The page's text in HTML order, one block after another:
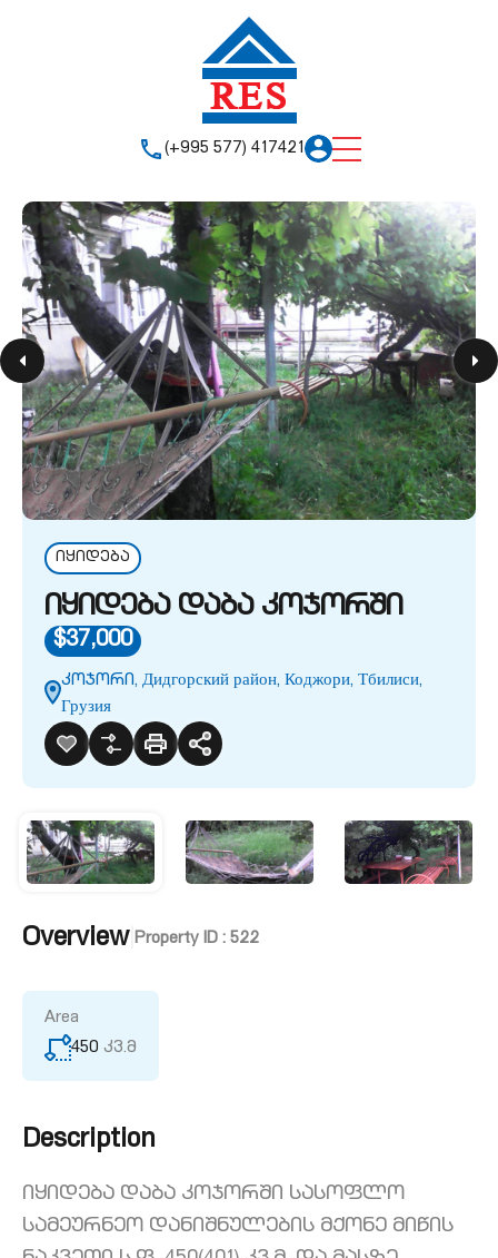
(+995 577) 417421
იყიდება
იყიდება დაბა კოჯორში
$37,000
კოჯორი, Дидгорский район, Коджори, Тбилиси,
Грузия
Overview| Property ID : 522
Area
450 კვ.მ
Description
იყიდება დაბა კოჯორში სასოფლო
სამეურნეო დანიშნულების მქონე მიწის